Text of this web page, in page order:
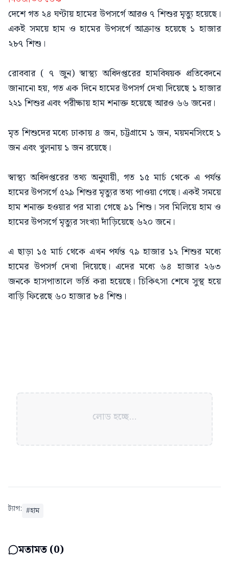
দেশে গত ২৪ ঘণ্টায় হামের উপসর্গে আরও ৭ শিশুর মৃত্যু হয়েছে।
একই সময়ে হাম ও হামের উপসর্গে আক্রান্ত হয়েছে ১ হাজার
২৮৭ শিশু।
রোববার ( ৭ জুন) স্বাস্থ্য অধিদপ্তরের হামবিষয়ক প্রতিবেদনে
জানানো হয়, গত এক দিনে হামের উপসর্গ দেখা দিয়েছে ১ হাজার
২২১ শিশুর এবং পরীক্ষায় হাম শনাক্ত হয়েছে আরও ৬৬ জনের।
মৃত শিশুদের মধ্যে ঢাকায় ৪ জন, চট্টগ্রামে ১ জন, ময়মনসিংহে ১
জন এবং খুলনায় ১ জন রয়েছে।
স্বাস্থ্য অধিদপ্তরের তথ্য অনুযায়ী, গত ১৫ মার্চ থেকে এ পর্যন্ত
হামের উপসর্গে ৫২৯ শিশুর মৃত্যুর তথ্য পাওয়া গেছে। একই সময়ে
হাম শনাক্ত হওয়ার পর মারা গেছে ৯১ শিশু। সব মিলিয়ে হাম ও
হামের উপসর্গে মৃত্যুর সংখ্যা দাঁড়িয়েছে ৬২০ জনে।
এ ছাড়া ১৫ মার্চ থেকে এখন পর্যন্ত ৭৯ হাজার ১২ শিশুর মধ্যে
হামের উপসর্গ দেখা দিয়েছে। এদের মধ্যে ৬৪ হাজার ২৬৩
জনকে হাসপাতালে ভর্তি করা হয়েছে। চিকিৎসা শেষে সুস্থ হয়ে
বাড়ি ফিরেছে ৬০ হাজার ৮৪ শিশু।
লোড হচ্ছে...
ট্যাগ: #হাম
মতামত (0)